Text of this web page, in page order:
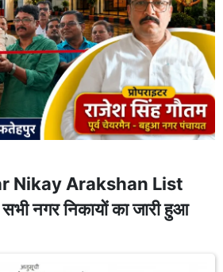
Nikay Arakshan List
नगर निकायों का जारी हुआ